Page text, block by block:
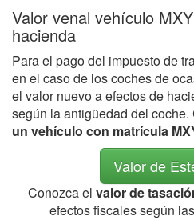
Valor venal vehículo
hacienda
Para el pago del impuesto de
en el caso de los coches de
el valor nuevo a efectos de
según la antigüedad del
un vehículo con matrícula
Valor de
Conozca el valor de
efectos fiscales según